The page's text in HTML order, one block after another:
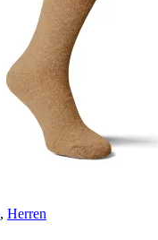
, Herren